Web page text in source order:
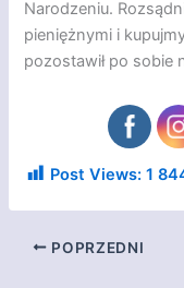
Narodzeniu.
pieniężnymi i
pozostawił po sobie
Post Views: 1
POPRZEDNI